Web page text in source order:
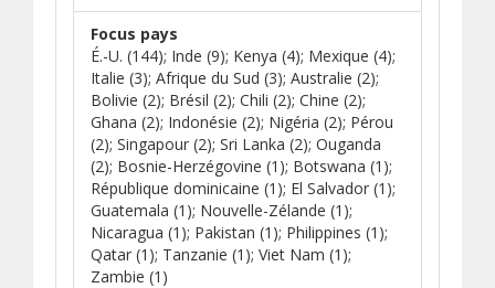
Focus pays
É.-U. (144); Inde (9); Kenya (4); Mexique (4);
Italie (3); Afrique du Sud (3); Australie (2);
Bolivie (2); Brésil (2); Chili (2); Chine (2);
Ghana (2); Indonésie (2); Nigéria (2); Pérou
(2); Singapour (2); Sri Lanka (2); Ouganda
(2); Bosnie-Herzégovine (1); Botswana (1);
République dominicaine (1); El Salvador (1);
Guatemala (1); Nouvelle-Zélande (1);
Nicaragua (1); Pakistan (1); Philippines (1);
Qatar (1); Tanzanie (1); Viet Nam (1);
Zambie (1)